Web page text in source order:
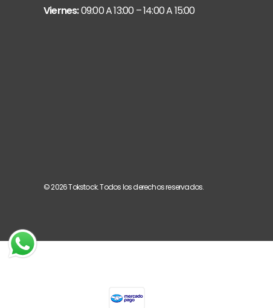
Viernes:09:00 A 13:00 – 14:00 A 15:00
© 2026Tokstock. Todos los derechos reservados.